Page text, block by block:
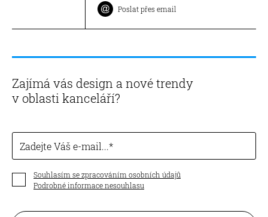
Poslat přes email
Zajímá vás design a nové trendy
v oblasti kanceláří?
Zadejte Váš e-mail...
Souhlasím se zpracováním osobních údajů
Podrobné informace nesouhlasu